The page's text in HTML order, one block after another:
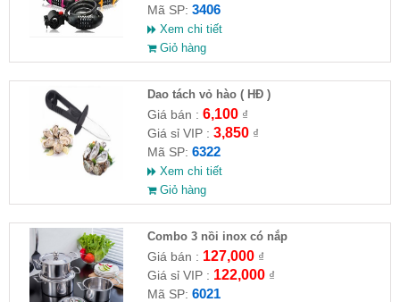
Mã SP: 3406
Xem chi tiết
Giỏ hàng
Dao tách vỏ hào ( HĐ )
Giá bán : 6,100₫
Giá sỉ VIP : 3,850₫
Mã SP: 6322
Xem chi tiết
Giỏ hàng
Combo 3 nồi inox có nắp
Giá bán : 127,000₫
Giá sỉ VIP : 122,000₫
Mã SP: 6021